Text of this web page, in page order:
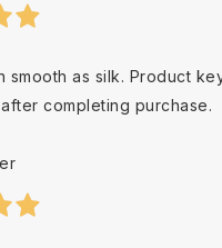
smooth as silk. Product
completing purchase.